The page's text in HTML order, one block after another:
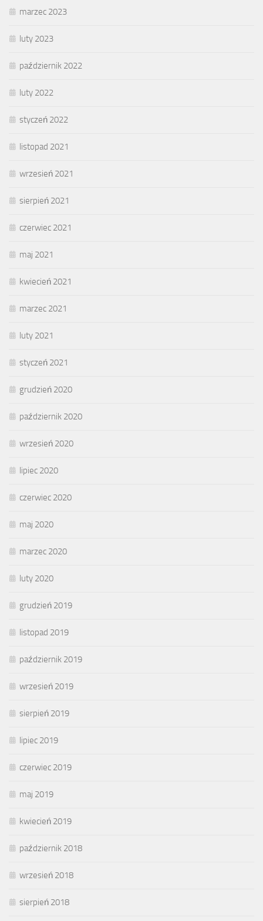
marzec 2023
luty 2023
październik 2022
luty 2022
styczeń 2022
listopad 2021
wrzesień 2021
sierpień 2021
czerwiec 2021
maj 2021
kwiecień 2021
marzec 2021
luty 2021
styczeń 2021
grudzień 2020
październik 2020
wrzesień 2020
lipiec 2020
czerwiec 2020
maj 2020
marzec 2020
luty 2020
grudzień 2019
listopad 2019
październik 2019
wrzesień 2019
sierpień 2019
lipiec 2019
czerwiec 2019
maj 2019
kwiecień 2019
październik 2018
wrzesień 2018
sierpień 2018